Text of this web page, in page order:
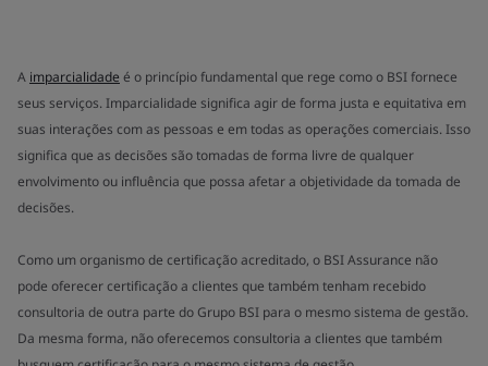
A imparcialidade é o princípio fundamental que rege como o BSI fornece
seus serviços. Imparcialidade significa agir de forma justa e equitativa em
suas interações com as pessoas e em todas as operações comerciais. Isso
significa que as decisões são tomadas de forma livre de qualquer
envolvimento ou influência que possa afetar a objetividade da tomada de
decisões.
Como um organismo de certificação acreditado, o BSI Assurance não
pode oferecer certificação a clientes que também tenham recebido
consultoria de outra parte do Grupo BSI para o mesmo sistema de gestão.
Da mesma forma, não oferecemos consultoria a clientes que também